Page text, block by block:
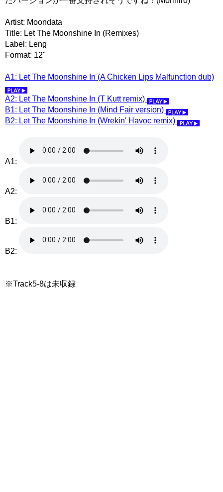
Artist: Moondata
Title: Let The Moonshine In (Remixes)
Label: Leng
Format: 12"
A1: Let The Moonshine In (A Chicken Lips Malfunction dub)
A2: Let The Moonshine In (T Kutt remix)
B1: Let The Moonshine In (Mind Fair version)
B2: Let The Moonshine In (Wrekin' Havoc remix)
A1:
A2:
B1:
B2:
※Track5-8は未収録